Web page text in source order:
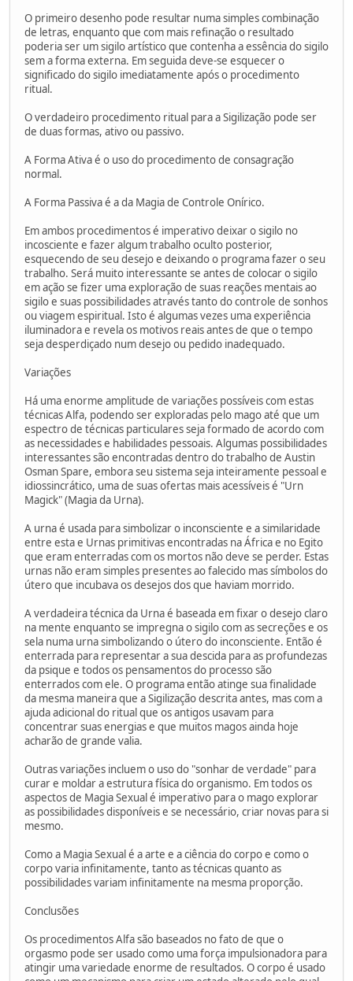
O primeiro desenho pode resultar numa simples combinação
de letras, enquanto que com mais refinação o resultado
poderia ser um sigilo artístico que contenha a essência do sigilo
sem a forma externa. Em seguida deve-se esquecer o
significado do sigilo imediatamente após o procedimento
ritual.
O verdadeiro procedimento ritual para a Sigilização pode ser
de duas formas, ativo ou passivo.
A Forma Ativa é o uso do procedimento de consagração
normal.
A Forma Passiva é a da Magia de Controle Onírico.
Em ambos procedimentos é imperativo deixar o sigilo no
incosciente e fazer algum trabalho oculto posterior,
esquecendo de seu desejo e deixando o programa fazer o seu
trabalho. Será muito interessante se antes de colocar o sigilo
em ação se fizer uma exploração de suas reações mentais ao
sigilo e suas possibilidades através tanto do controle de sonhos
ou viagem espiritual. Isto é algumas vezes uma experiência
iluminadora e revela os motivos reais antes de que o tempo
seja desperdiçado num desejo ou pedido inadequado.
Variações
Há uma enorme amplitude de variações possíveis com estas
técnicas Alfa, podendo ser exploradas pelo mago até que um
espectro de técnicas particulares seja formado de acordo com
as necessidades e habilidades pessoais. Algumas possibilidades
interessantes são encontradas dentro do trabalho de Austin
Osman Spare, embora seu sistema seja inteiramente pessoal e
idiossincrático, uma de suas ofertas mais acessíveis é "Urn
Magick" (Magia da Urna).
A urna é usada para simbolizar o inconsciente e a similaridade
entre esta e Urnas primitivas encontradas na África e no Egito
que eram enterradas com os mortos não deve se perder. Estas
urnas não eram simples presentes ao falecido mas símbolos do
útero que incubava os desejos dos que haviam morrido.
A verdadeira técnica da Urna é baseada em fixar o desejo claro
na mente enquanto se impregna o sigilo com as secreções e os
sela numa urna simbolizando o útero do inconsciente. Então é
enterrada para representar a sua descida para as profundezas
da psique e todos os pensamentos do processo são
enterrados com ele. O programa então atinge sua finalidade
da mesma maneira que a Sigilização descrita antes, mas com a
ajuda adicional do ritual que os antigos usavam para
concentrar suas energias e que muitos magos ainda hoje
acharão de grande valia.
Outras variações incluem o uso do "sonhar de verdade" para
curar e moldar a estrutura física do organismo. Em todos os
aspectos de Magia Sexual é imperativo para o mago explorar
as possibilidades disponíveis e se necessário, criar novas para si
mesmo.
Como a Magia Sexual é a arte e a ciência do corpo e como o
corpo varia infinitamente, tanto as técnicas quanto as
possibilidades variam infinitamente na mesma proporção.
Conclusões
Os procedimentos Alfa são baseados no fato de que o
orgasmo pode ser usado como uma força impulsionadora para
atingir uma variedade enorme de resultados. O corpo é usado